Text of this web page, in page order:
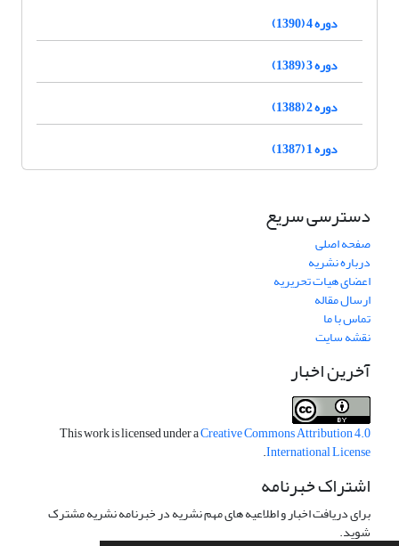
دوره 4 (1390)
دوره 3 (1389)
دوره 2 (1388)
دوره 1 (1387)
دسترسی سریع
صفحه اصلی
درباره نشریه
اعضای هیات تحریریه
ارسال مقاله
تماس با ما
نقشه سایت
آخرین اخبار
This work is licensed under aCreative Commons Attribution 4.0
International License
.
اشتراک خبرنامه
برای دریافت اخبار و اطلاعیه های مهم نشریه در خبرنامه نشریه مشترک
شوید.